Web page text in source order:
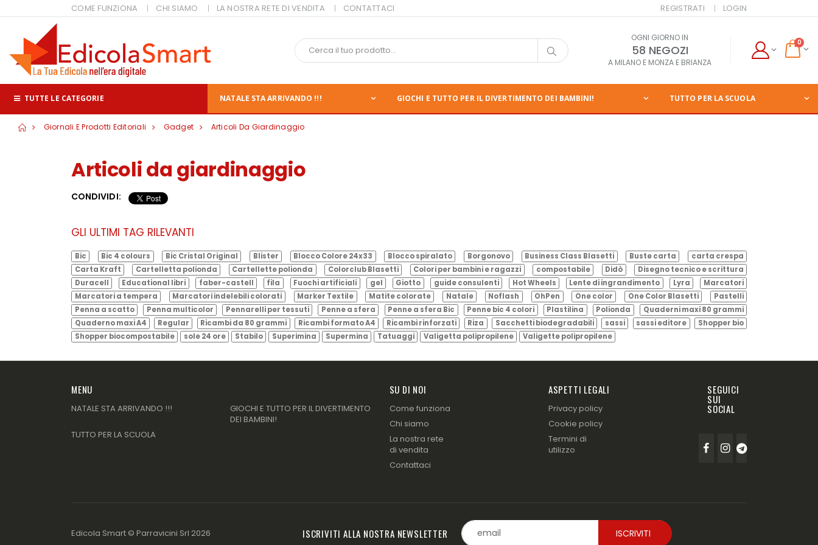
COME FUNZIONA CHI SIAMO LA NOSTRA RETE DI VENDITA CONTATTACI REGISTRATI LOGIN
OGNI GIORNO IN
58 NEGOZI
A MILANO E MONZA E BRIANZA
0
TUTTE LE CATEGORIE NATALE STA ARRIVANDO !!! GIOCHI E TUTTO PER IL DIVERTIMENTO DEI BAMBINI! TUTTO PER LA SCUOLA
Giornali E Prodotti Editoriali Gadget Articoli Da Giardinaggio
Articoli da giardinaggio
CONDIVIDI:
GLI ULTIMI TAG RILEVANTI
Bic Bic 4 colours Bic Cristal Original Blister Blocco Colore 24x33 Blocco spiralato Borgonovo Business Class Blasetti Buste carta
carta crespa
Carta Kraft
Cartelletta polionda Cartellette polionda Colorclub Blasetti Colori per bambini e ragazzi compostabile Didò
Disegno tecnico e scrittura
Duracell
Educational libri faber-castell fila Fuochi artificiali gel Giotto guide consulenti Hot Wheels Lente di ingrandimento Lyra
Marcatori
Marcatori a tempera
Marcatori indelebili colorati Marker Textile Matite colorate Natale Noflash OhPen One color One Color Blasetti
Pastelli
Penna a scatto
Penna multicolor Pennarelli per tessuti Penne a sfera Penne a sfera Bic Penne bic 4 colori Plastilina Polionda
Quaderni maxi 80 grammi
Quaderno maxi A4
Regular Ricambi da 80 grammi Ricambi formato A4 Ricambi rinforzati Riza Sacchetti biodegradabili sassi sassi editore
Shopper bio
Shopper biocompostabile
sole 24 ore Stabilo Superimina Supermina Tatuaggi Valigetta polipropilene Valigette polipropilene
MENU
NATALE STA ARRIVANDO !!!
GIOCHI E TUTTO PER IL DIVERTIMENTO
DEI BAMBINI!
TUTTO PER LA SCUOLA
SU DI NOI
Come funziona
Chi siamo
La nostra rete
di vendita
Contattaci
ASPETTI LEGALI
Privacy policy
Cookie policy
Termini di
utilizzo
SEGUICI
SUI
SOCIAL
Edicola Smart © Parravicini Srl 2026 ISCRIVITI ALLA NOSTRA NEWSLETTER